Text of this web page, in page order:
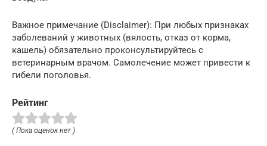
Важное примечание (Disclaimer): При любых признаках
заболеваний у животных (вялость, отказ от корма,
кашель) обязательно проконсультируйтесь с
ветеринарным врачом. Самолечение может привести к
гибели поголовья.
Рейтинг
( Пока оценок нет )